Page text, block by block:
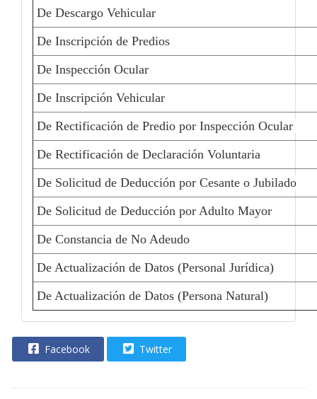
De Descargo Vehicular
De Inscripción de Predios
De Inspección Ocular
De Inscripción Vehicular
De Rectificación de Predio por Inspección Ocular
De Rectificación de Declaración Voluntaria
De Solicitud de Deducción por Cesante o Jubilado
De Solicitud de Deducción por Adulto Mayor
De Constancia de No Adeudo
De Actualización de Datos (Personal Jurídica)
De Actualización de Datos (Persona Natural)
Facebook Twitter